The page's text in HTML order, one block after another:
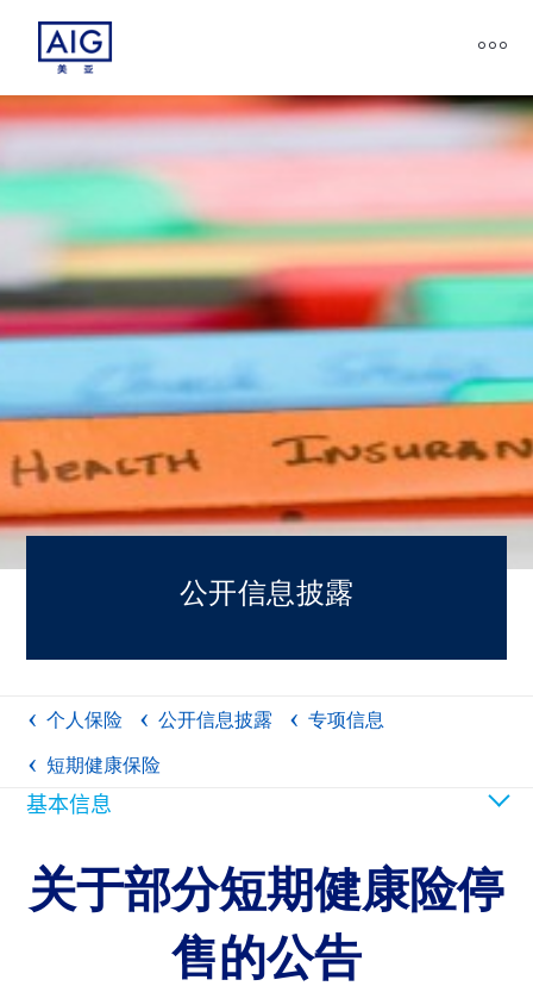
公开信息披露
个人保险 公开信息披露 专项信息
短期健康保险
基本信息
关于部分短期健康险停
售的公告